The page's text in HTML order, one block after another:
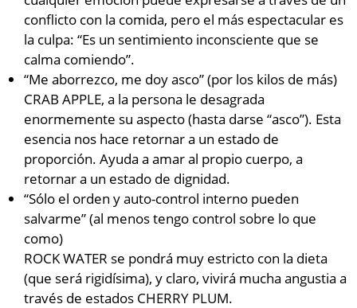
conflicto con la comida, pero el más espectacular es
la culpa: “Es un sentimiento inconsciente que se
calma comiendo”.
“Me aborrezco, me doy asco” (por los kilos de más)
CRAB APPLE, a la persona le desagrada
enormemente su aspecto (hasta darse “asco”). Esta
esencia nos hace retornar a un estado de
proporción. Ayuda a amar al propio cuerpo, a
retornar a un estado de dignidad.
“Sólo el orden y auto-control interno pueden
salvarme” (al menos tengo control sobre lo que
como)
ROCK WATER se pondrá muy estricto con la dieta
(que será rigidísima), y claro, vivirá mucha angustia a
través de estados CHERRY PLUM.